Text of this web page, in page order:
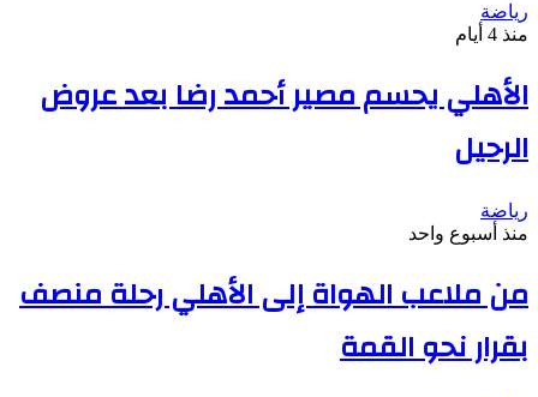
رياضة
منذ 4 أيام
الأهلي يحسم مصير أحمد رضا بعد عروض
الرحيل
رياضة
منذ أسبوع واحد
من ملاعب الهواة إلى الأهلي رحلة منصف
بقرار نحو القمة